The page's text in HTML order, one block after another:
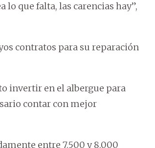
lo que falta, las carencias hay”,
contratos para su reparación
invertir en el albergue para
contar con mejor
entre 7.500 y 8.000